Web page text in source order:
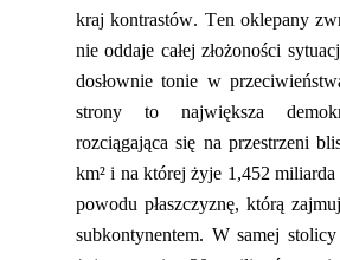
kraj kontrastów. Ten oklepany
nie oddaje całej złożoności
dosłownie tonie w
strony to największa
rozciągająca się na przestrzeni
km² i na której żyje 1,452
powodu płaszczyznę, którą
subkontynentem. W samej